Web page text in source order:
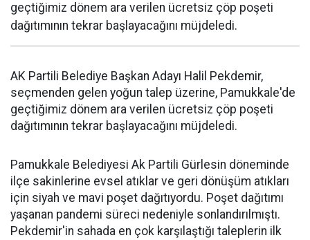
geçtiğimiz dönem ara verilen ücretsiz çöp poşeti
dağıtımının tekrar başlayacağını müjdeledi.
AK Partili Belediye Başkan Adayı Halil Pekdemir,
seçmenden gelen yoğun talep üzerine, Pamukkale'de
geçtiğimiz dönem ara verilen ücretsiz çöp poşeti
dağıtımının tekrar başlayacağını müjdeledi.
Pamukkale Belediyesi Ak Partili Gürlesin döneminde
ilçe sakinlerine evsel atıklar ve geri dönüşüm atıkları
için siyah ve mavi poşet dağıtıyordu. Poşet dağıtımı
yaşanan pandemi süreci nedeniyle sonlandırılmıştı.
Pekdemir'in sahada en çok karşılaştığı taleplerin ilk